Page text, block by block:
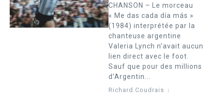
CHANSON – Le morceau
« Me das cada día más »
(1984) interprétée par la
chanteuse argentine
Valeria Lynch n’avait aucun
lien direct avec le foot.
Sauf que pour des millions
d’Argentin...
Richard Coudrais